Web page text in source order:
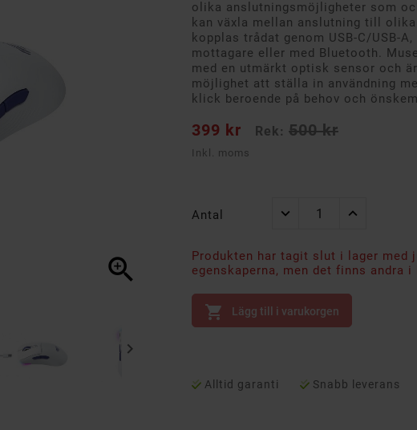


olika anslutningsmöjligheter som
kan växla mellan anslutning till
kopplas trådat genom USB-C/USB-
mottagare eller med Bluetooth.
med en utmärkt optisk sensor och
möjlighet att ställa in användning
klick beroende på behov och
399 kr Rek: 500 kr
Inkl. moms
Antal
Produkten har tagit slut i lager med
egenskaperna, men det finns andra i
 Lägg till i varukorgen
Alltid garanti Snabb leverans